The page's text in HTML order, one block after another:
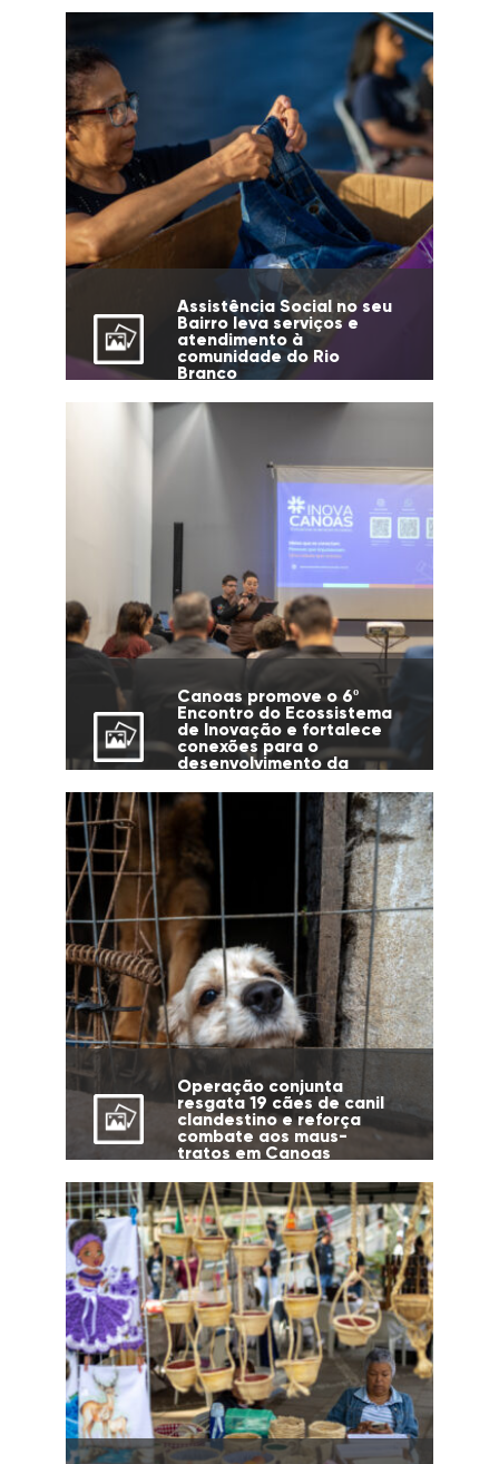
Assistência Social no seu
Bairro leva serviços e
atendimento à
comunidade do Rio
Branco
Canoas promove o 6º
Encontro do Ecossistema
de Inovação e fortalece
conexões para o
desenvolvimento da
Operação conjunta
resgata 19 cães de canil
clandestino e reforça
combate aos maus-
tratos em Canoas